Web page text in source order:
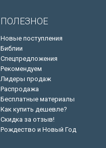
ПОЛЕЗНОЕ
Новые поступления
Библии
Спецпредложения
Рекомендуем
Лидеры продаж
Распродажа
Бесплатные материалы
Как купить дешевле?
Скидка за отзыв!
Рождество и Новый Год